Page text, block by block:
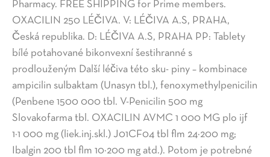
Pharmacy. FREE SHIPPING for Prime members.
OXACILIN 250 LÉČIVA. V: LÉČIVA A.S, PRAHA,
Česká republika. D: LÉČIVA A.S, PRAHA PP: Tablety
bílé potahované bikonvexní šestihranné s
prodlouženým Další léčiva této sku- piny – kombinace
ampicilin sulbaktam (Unasyn tbl.), fenoxymethylpenicilin
(Penbene 1500 000 tbl. V-Penicilin 500 mg
Slovakofarma tbl. OXACILIN AVMC 1 000 MG plo ijf
1×1 000 mg (liek.inj.skl.) J01CF04 tbl flm 24×200 mg;
Ibalgin 200 tbl flm 10×200 mg atd.). Potom je potrebné